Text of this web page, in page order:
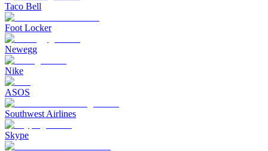
Taco Bell
Foot Locker
Newegg
Nike
ASOS
Southwest Airlines
Skype